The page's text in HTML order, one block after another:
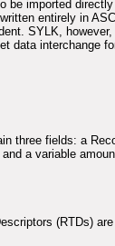
be imported
entirely in
SYLK,
data interchange
three fields: a
a variable
(RTDs)